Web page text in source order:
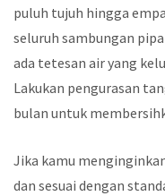
puluh tujuh hingga
seluruh sambungan
ada tetesan air yang
Lakukan pengurasan
bulan untuk
Jika kamu
dan sesuai dengan